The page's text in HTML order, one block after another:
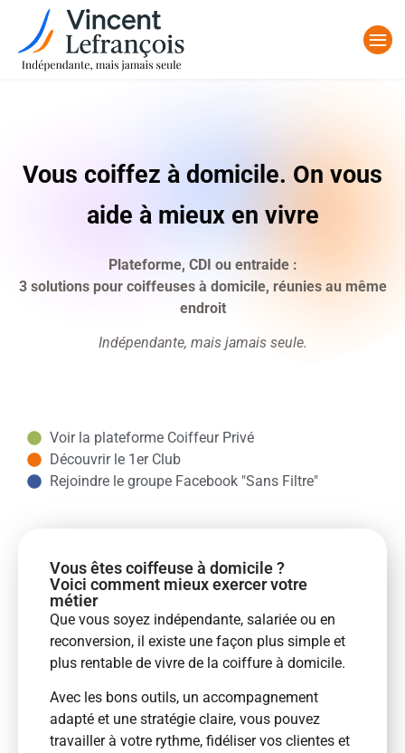
Vous coiffez à domicile. On vous
aide à mieux en vivre
Plateforme, CDI ou entraide :
3 solutions pour coiffeuses à domicile, réunies au même
endroit
Indépendante, mais jamais seule.
Voir la plateforme Coiffeur Privé
Découvrir le 1er Club
Rejoindre le groupe Facebook "Sans Filtre"
Vous êtes coiffeuse à domicile ?
Voici comment mieux exercer votre
métier
Que vous soyez indépendante, salariée ou en
reconversion, il existe une façon plus simple et
plus rentable de vivre de la coiffure à domicile.
Avec les bons outils, un accompagnement
adapté et une stratégie claire, vous pouvez
travailler à votre rythme, fidéliser vos clientes et